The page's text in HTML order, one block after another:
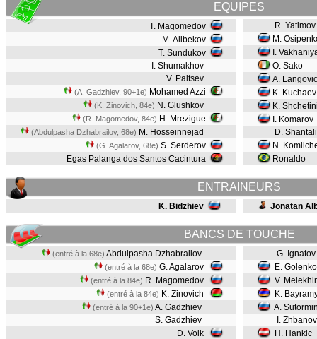
EQUIPES
T. Magomedov
M. Alibekov
T. Sundukov
I. Shumakhov
V. Paltsev
(A. Gadzhiev, 90+1e) Mohamed Azzi
(K. Zinovich, 84e) N. Glushkov
(R. Magomedov, 84e) H. Mrezigue
(Abdulpasha Dzhabrailov, 68e) M. Hosseinnejad
(G. Agalarov, 68e) S. Serderov
Egas Palanga dos Santos Cacintura
R. Yatimov
M.
I.
O. Sako
A.
K.
K.
I. Komarov
D.
N.
Ronaldo
ENTRAINEURS
K. Bidzhiev Jonatan
BANCS DE TOUCHE
(entré à la 68e) Abdulpasha Dzhabrailov
(entré à la 68e) G. Agalarov
(entré à la 84e) R. Magomedov
(entré à la 84e) K. Zinovich
(entré à la 90+1e) A. Gadzhiev
S. Gadzhiev
D. Volk
G. Ignatov
E.
V.
K.
A.
I. Zhbanov
H. Hankic